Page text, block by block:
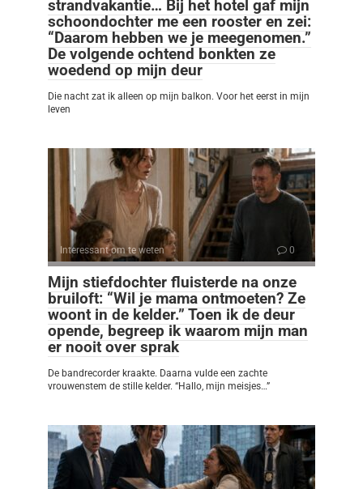
strandvakantie… Bij het hotel gaf mijn
schoondochter me een rooster en zei:
“Daarom hebben we je meegenomen.”
De volgende ochtend bonkten ze
woedend op mijn deur
Die nacht zat ik alleen op mijn balkon. Voor het eerst in mijn
leven
Interessant om te weten 0
Mijn stiefdochter fluisterde na onze
bruiloft: “Wil je mama ontmoeten? Ze
woont in de kelder.” Toen ik de deur
opende, begreep ik waarom mijn man
er nooit over sprak
De bandrecorder kraakte. Daarna vulde een zachte
vrouwenstem de stille kelder. “Hallo, mijn meisjes…”